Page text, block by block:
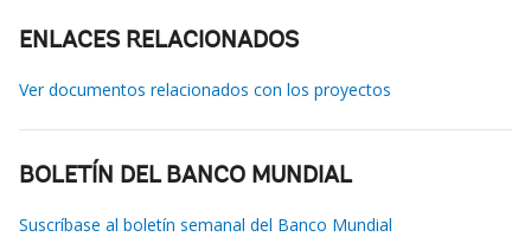
ENLACES RELACIONADOS
Ver documentos relacionados con los proyectos
BOLETÍN DEL BANCO MUNDIAL
Suscríbase al boletín semanal del Banco Mundial